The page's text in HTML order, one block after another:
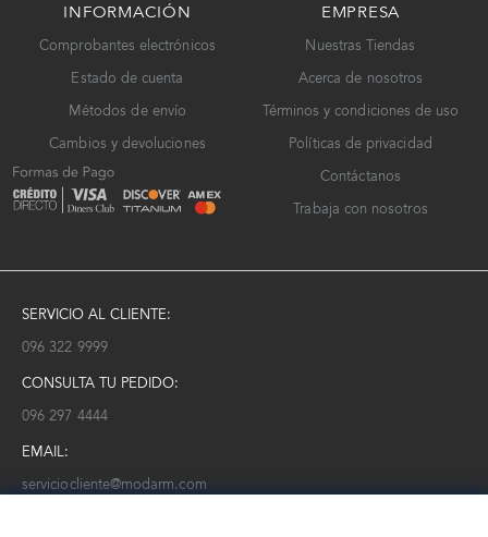
INFORMACIÓN
Comprobantes electrónicos
Estado de cuenta
Métodos de envío
Cambios y devoluciones
EMPRESA
Nuestras Tiendas
Acerca de nosotros
Términos y condiciones de uso
Políticas de privacidad
Contáctanos
Trabaja con nosotros
SERVICIO AL CLIENTE:
096 322 9999
CONSULTA TU PEDIDO:
096 297 4444
EMAIL:
serviciocliente@modarm.com